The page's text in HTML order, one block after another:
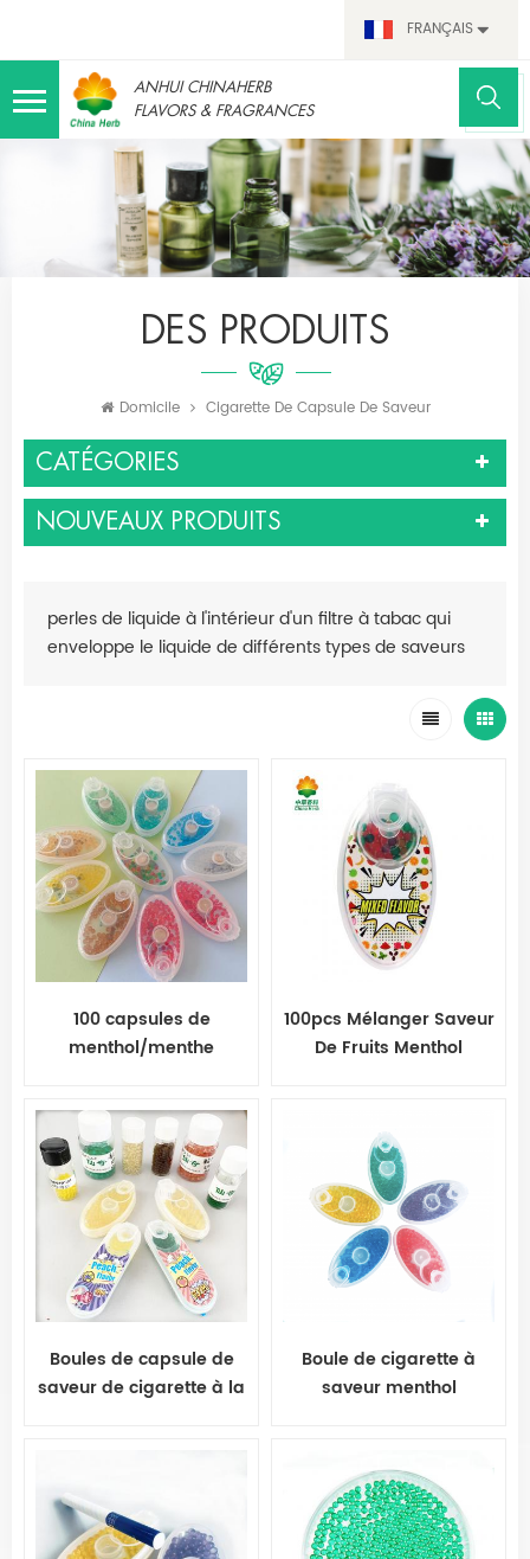
FRANÇAIS
ANHUI CHINAHERB
FLAVORS & FRAGRANCES
DES PRODUITS
Domicile Cigarette De Capsule De Saveur
CATÉGORIES
NOUVEAUX PRODUITS
perles de liquide à l'intérieur d'un filtre à tabac qui
enveloppe le liquide de différents types de saveurs
100 capsules de
menthol/menthe
100pcs Mélanger Saveur
De Fruits Menthol
Cigarette
Boules de capsule de
saveur de cigarette à la
Boule de cigarette à
saveur menthol